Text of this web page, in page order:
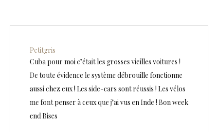
Petitgris
Cuba pour moi c’était les grosses vieilles voitures !
De toute évidence le système débrouille fonctionne
aussi chez eux ! Les side-cars sont réussis ! Les vélos
me font penser à ceux que j’ai vus en Inde ! Bon week
end Bises